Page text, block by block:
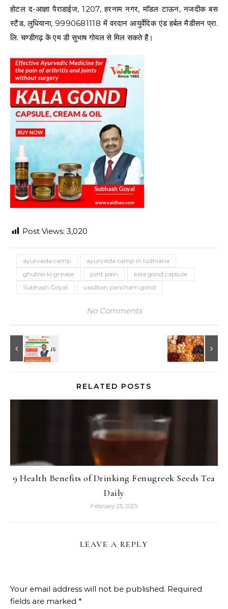
होटल द-आज्ञा पैराडाईज, 1207, हरनाम नगर, माॅडल टाऊन, नजदीक बस
स्टैंड, लुधियाना, 9990681118 में वरदान आयुर्वेदिक एंड हर्बल मैडीसन प्रा.
लि. चण्डीगढ़ कें एम डी सुभाष गोयल से मिल सकते हैं।
Post Views: 3,020
ayurveda camp
ayurveda camp in ludhiana
ghutno ki grease
joint pain
kala gond capsule
Subhash Goyal
vaidban pancham gond
No Comments
RELATED POSTS
9 Health Benefits of Drinking Fenugreek Seeds Tea
Daily
February 25, 2025
LEAVE A REPLY
Your email address will not be published. Required
fields are marked *